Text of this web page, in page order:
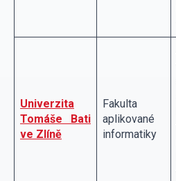
Univerzita
Tomáše Bati
ve Zlíně
Fakulta
aplikované
informatiky